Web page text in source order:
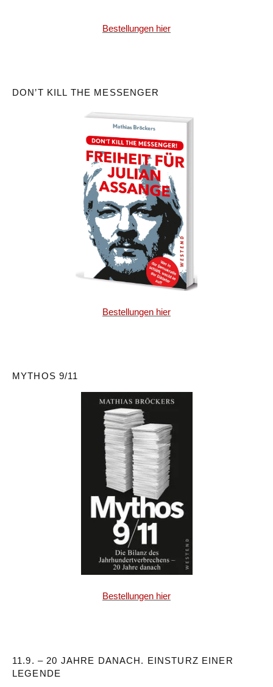
Bestellungen hier
DON’T KILL THE MESSENGER
Bestellungen hier
MYTHOS 9/11
Bestellungen hier
11.9. – 20 JAHRE DANACH. EINSTURZ EINER
LEGENDE